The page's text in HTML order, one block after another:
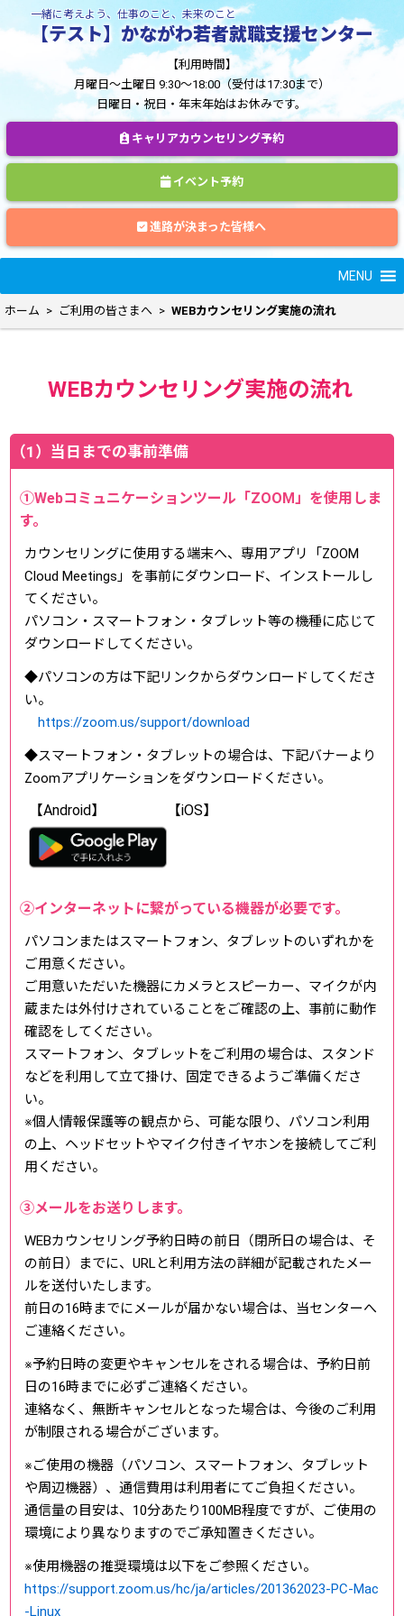
一緒に考えよう、仕事のこと、未来のこと
【テスト】かながわ若者就職支援センター
【利用時間】
月曜日～土曜日 9:30～18:00（受付は17:30まで）
日曜日・祝日・年末年始はお休みです。
キャリアカウンセリング予約
イベント予約
進路が決まった皆様へ
MENU
ホーム > ご利用の皆さまへ > WEBカウンセリング実施の流れ
WEBカウンセリング実施の流れ
（1）当日までの事前準備
①Webコミュニケーションツール「ZOOM」を使用しま
す。
カウンセリングに使用する端末へ、専用アプリ「ZOOM
Cloud Meetings」を事前にダウンロード、インストールし
てください。
パソコン・スマートフォン・タブレット等の機種に応じて
ダウンロードしてください。
◆パソコンの方は下記リンクからダウンロードしてくださ
い。
https://zoom.us/support/download
◆スマートフォン・タブレットの場合は、下記バナーより
Zoomアプリケーションをダウンロードください。
【Android】 【iOS】
②インターネットに繋がっている機器が必要です。
パソコンまたはスマートフォン、タブレットのいずれかを
ご用意ください。
ご用意いただいた機器にカメラとスピーカー、マイクが内
蔵または外付けされていることをご確認の上、事前に動作
確認をしてください。
スマートフォン、タブレットをご利用の場合は、スタンド
などを利用して立て掛け、固定できるようご準備くださ
い。
※個人情報保護等の観点から、可能な限り、パソコン利用
の上、ヘッドセットやマイク付きイヤホンを接続してご利
用ください。
③メールをお送りします。
WEBカウンセリング予約日時の前日（閉所日の場合は、そ
の前日）までに、URLと利用方法の詳細が記載されたメー
ルを送付いたします。
前日の16時までにメールが届かない場合は、当センターへ
ご連絡ください。
※予約日時の変更やキャンセルをされる場合は、予約日前
日の16時までに必ずご連絡ください。
連絡なく、無断キャンセルとなった場合は、今後のご利用
が制限される場合がございます。
※ご使用の機器（パソコン、スマートフォン、タブレット
や周辺機器）、通信費用は利用者にてご負担ください。
通信量の目安は、10分あたり100MB程度ですが、ご使用の
環境により異なりますのでご承知置きください。
※使用機器の推奨環境は以下をご参照ください。
https://support.zoom.us/hc/ja/articles/201362023-PC-Mac
-Linux